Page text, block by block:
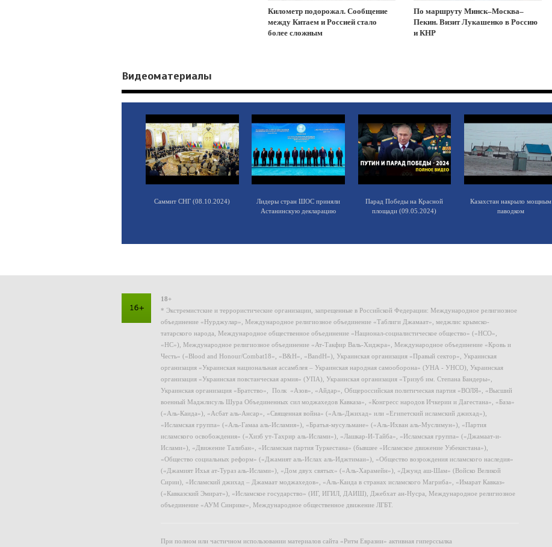
Километр подорожал. Сообщение
между Китаем и Россией стало
более сложным
По маршруту Минск–Москва–
Пекин. Визит Лукашенко в Россию
и КНР
Видеоматериалы
Саммит СНГ (08.10.2024)
Лидеры стран ШОС приняли
Астанинскую декларацию
Парад Победы на Красной
площади (09.05.2024)
Казахстан накрыло мощным
паводком
18+
* Экстремистские и террористические организации, запрещенные в Российской Федерации: Международное религиозное
объединение «Нурджулар», Международное религиозное объединение «Таблиги Джамаат», меджлис крымско-
татарского народа, Международное общественное объединение «Национал-социалистическое общество» («НСО»,
«НС»), Международное религиозное объединение «Ат-Такфир Валь-Хиджра», Международное объединение «Кровь и
Честь» («Blood and Honour/Combat18», «B&H», «BandH»), Украинская организация «Правый сектор», Украинская
организация «Украинская национальная ассамблея – Украинская народная самооборона» (УНА - УНСО), Украинская
организация «Украинская повстанческая армия» (УПА), Украинская организация «Тризуб им. Степана Бандеры»,
Украинская организация «Братство», Полк «Азов», «Айдар», Общероссийская политическая партия «ВОЛЯ», «Высший
военный Маджлисуль Шура Объединенных сил моджахедов Кавказа», «Конгресс народов Ичкерии и Дагестана», «База»
(«Аль-Каида»), «Асбат аль-Ансар», «Священная война» («Аль-Джихад» или «Египетский исламский джихад»),
«Исламская группа» («Аль-Гамаа аль-Исламия»), «Братья-мусульмане» («Аль-Ихван аль-Муслимун»), «Партия
исламского освобождения» («Хизб ут-Тахрир аль-Ислами»), «Лашкар-И-Тайба», «Исламская группа» («Джамаат-и-
Ислами»), «Движение Талибан», «Исламская партия Туркестана» (бывшее «Исламское движение Узбекистана»),
«Общество социальных реформ» («Джамият аль-Ислах аль-Иджтимаи»), «Общество возрождения исламского наследия»
(«Джамият Ихья ат-Тураз аль-Ислами»), «Дом двух святых» («Аль-Харамейн»), «Джунд аш-Шам» (Войско Великой
Сирии), «Исламский джихад – Джамаат моджахедов», «Аль-Каида в странах исламского Магриба», «Имарат Кавказ»
(«Кавказский Эмират»), «Исламское государство» (ИГ, ИГИЛ, ДАИШ), Джебхат ан-Нусра, Международное религиозное
объединение «АУМ Синрике», Международное общественное движение ЛГБТ.
При полном или частичном использовании материалов сайта «Ритм Евразии» активная гиперссылка